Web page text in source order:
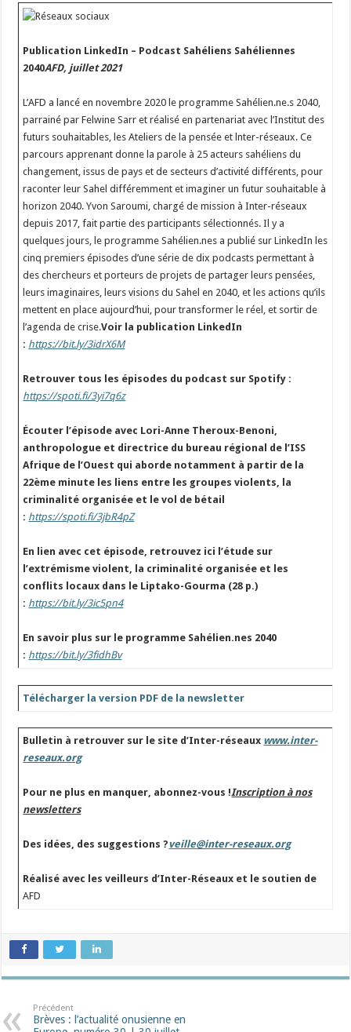
Publication LinkedIn – Podcast Sahéliens Sahéliennes
2040AFD, juillet 2021
L’AFD a lancé en novembre 2020 le programme Sahélien.ne.s 2040,
parrainé par Felwine Sarr et réalisé en partenariat avec l’Institut des
futurs souhaitables, les Ateliers de la pensée et lnter-réseaux. Ce
parcours apprenant donne la parole à 25 acteurs sahéliens du
changement, issus de pays et de secteurs d’activité différents, pour
raconter leur Sahel différemment et imaginer un futur souhaitable à
horizon 2040. Yvon Saroumi, chargé de mission à Inter-réseaux
depuis 2017, fait partie des participants sélectionnés. Il y a
quelques jours, le programme Sahélien.nes a publié sur LinkedIn les
cinq premiers épisodes d’une série de dix podcasts permettant à
des chercheurs et porteurs de projets de partager leurs pensées,
leurs imaginaires, leurs visions du Sahel en 2040, et les actions qu’ils
mettent en place aujourd’hui, pour transformer le réel, et sortir de
l’agenda de crise.Voir la publication LinkedIn
: https://bit.ly/3idrX6M
Retrouver tous les épisodes du podcast sur Spotify :
https://spoti.fi/3yi7q6z
Écouter l’épisode avec Lori-Anne Theroux-Benoni,
anthropologue et directrice du bureau régional de l’ISS
Afrique de l’Ouest qui aborde notamment à partir de la
22ème minute les liens entre les groupes violents, la
criminalité organisée et le vol de bétail
: https://spoti.fi/3jbR4pZ
En lien avec cet épisode, retrouvez ici l’étude sur
l’extrémisme violent, la criminalité organisée et les
conflits locaux dans le Liptako-Gourma (28 p.)
: https://bit.ly/3ic5pn4
En savoir plus sur le programme Sahélien.nes 2040
: https://bit.ly/3fidhBv
Télécharger la version PDF de la newsletter
Bulletin à retrouver sur le site d’Inter-réseaux www.inter-
reseaux.org
Pour ne plus en manquer, abonnez-vous !Inscription à nos
newsletters
Des idées, des suggestions ?veille@inter-reseaux.org
Réalisé avec les veilleurs d’Inter-Réseaux et le soutien de
AFD
Précédent
Brèves : l’actualité onusienne en